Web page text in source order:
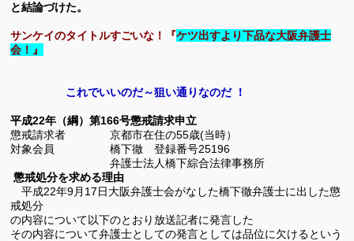
と結論づけた。
サンケイのタイトルすごいな！『ケツ出すより下品な大阪弁護士
会！』
これでいいのだ～狙い通りなのだ ！
平成22年（綱）第166号懲戒請求申立
懲戒請求者 京都市在住の55歳(当時）
対象会員 橋下徹 登録番号25196
弁護士法人橋下綜合法律事務所
懲戒処分を求める理由
平成22年9月 17日大阪弁護士会がなした橋下徹弁護士に出した懲
戒処分
の内容について以下のとおり放送記者に発言した
その内容について弁護士としての発言としては品位に欠けるという